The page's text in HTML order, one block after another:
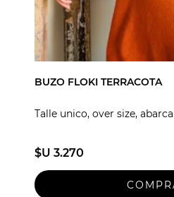
BUZO FLOKI TERRACOTA
Talle unico, over size,
$U 3.270